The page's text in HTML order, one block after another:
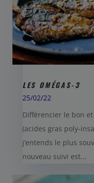
LES OMÉGAS-3
25/02/22
Différencier le bon
(acides gras poly-
j’entends le plus
nouveau suivi est...